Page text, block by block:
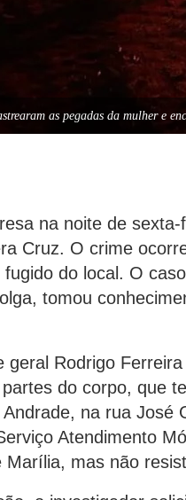
as pegadas da mulher e
na noite de
Cruz. O crime
do local. O
tomou
geral Rodrigo
do corpo, que
na rua José
Atendimento
mas não